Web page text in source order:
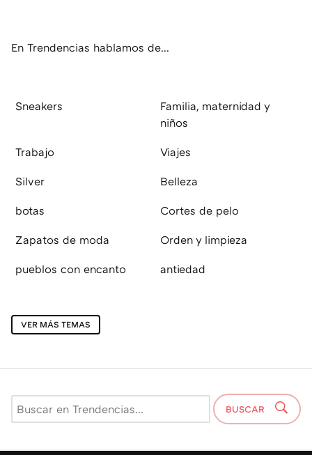
En Trendencias hablamos de...
Sneakers
Familia, maternidad y
niños
Trabajo Viajes
Silver Belleza
botas Cortes de pelo
Zapatos de moda Orden y limpieza
pueblos con encanto antiedad
VER MÁS TEMAS
BUSCAR